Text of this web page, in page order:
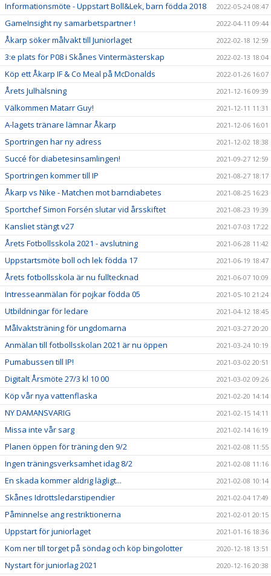
Informationsmöte - Uppstart Boll&Lek, barn födda 2018 2022-05-24 08:47
GameInsight ny samarbetspartner ! 2022-04-11 09:44
Åkarp söker målvakt till Juniorlaget 2022-02-18 12:59
3:e plats för P08 i Skånes Vintermästerskap 2022-02-13 18:04
Köp ett Åkarp IF & Co Meal på McDonalds 2022-01-26 16:07
Årets Julhälsning 2021-12-16 09:39
Välkommen Matarr Guy! 2021-12-11 11:31
A-lagets tränare lämnar Åkarp 2021-12-06 16:01
Sportringen har ny adress 2021-12-02 18:38
Succé för diabetesinsamlingen! 2021-09-27 12:59
Sportringen kommer till IP 2021-08-27 18:17
Åkarp vs Nike - Matchen mot barndiabetes 2021-08-25 16:23
Sportchef Simon Forsén slutar vid årsskiftet 2021-08-23 19:39
Kansliet stängt v27 2021-07-03 17:22
Årets Fotbollsskola 2021 - avslutning 2021-06-28 11:42
Uppstartsmöte boll och lek födda 17 2021-06-19 18:47
Årets fotbollsskola är nu fulltecknad 2021-06-07 10:09
Intresseanmälan för pojkar födda 05 2021-05-10 21:24
Utbildningar för ledare 2021-04-12 18:45
Målvaktsträning för ungdomarna 2021-03-27 20:20
Anmälan till fotbollsskolan 2021 är nu öppen 2021-03-24 10:19
Pumabussen till IP! 2021-03-02 20:51
Digitalt Årsmöte 27/3 kl 10 00 2021-03-02 09:26
Köp vår nya vattenflaska 2021-02-20 14:14
NY DAMANSVARIG 2021-02-15 14:11
Missa inte vår sarg 2021-02-14 16:19
Planen öppen för träning den 9/2 2021-02-08 11:55
Ingen träningsverksamhet idag 8/2 2021-02-08 11:16
En skada kommer aldrig lägligt... 2021-02-08 10:14
Skånes Idrottsledarstipendier 2021-02-04 17:49
Påminnelse ang restriktionerna 2021-02-01 20:15
Uppstart för juniorlaget 2021-01-16 18:36
Kom ner till torget på söndag och köp bingolotter 2020-12-18 13:51
Nystart för juniorlag 2021 2020-12-16 20:38